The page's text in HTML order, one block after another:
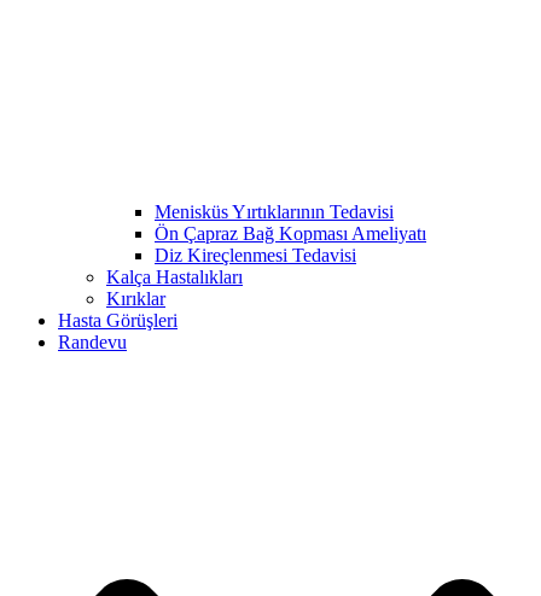
Menisküs Yırtıklarının Tedavisi
Ön Çapraz Bağ Kopması Ameliyatı
Diz Kireçlenmesi Tedavisi
Kalça Hastalıkları
Kırıklar
Hasta Görüşleri
Randevu